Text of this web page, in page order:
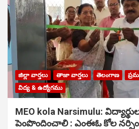
జిల్లా వార్తలు తాజా వార్తలు తెలంగాణ
విద్య & ఉద్యోగము
MEO kola Narsimulu:
పెంపొందించాలి : ఎంఈఓ కోల